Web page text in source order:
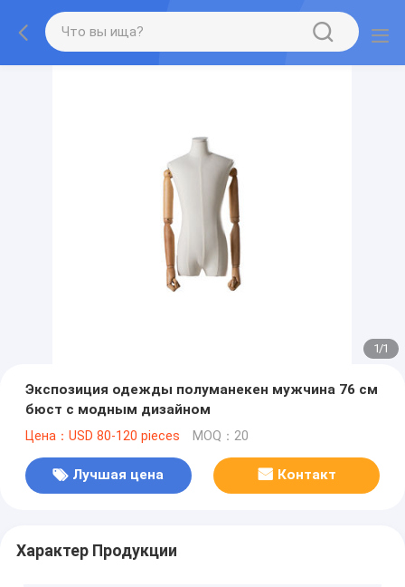
1/1
Экспозиция одежды полуманекен мужчина 76 см
бюст с модным дизайном
Цена：USD 80-120 pieces MOQ：20
Лучшая цена Контакт
Характер Продукции